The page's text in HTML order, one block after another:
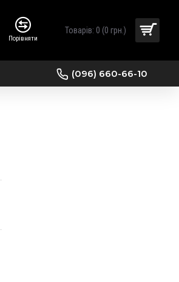
Порівняти
Товарів: 0 (0 грн.)
(096) 660-66-10